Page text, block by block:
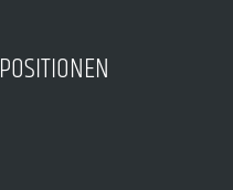
POSITIONEN